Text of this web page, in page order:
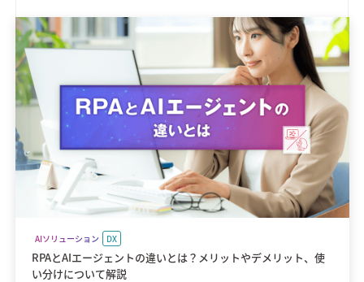
AIソリューション DX
RPAとAIエージェントの違いとは？メリットやデメリット、使
い分けについて解説